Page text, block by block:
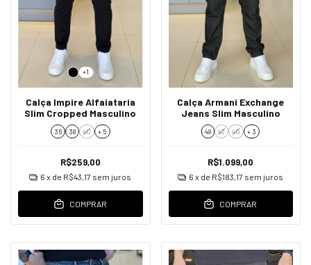
+1
Calça Impire Alfaiataria
Slim Cropped Masculino
36 38 40 + 5
R$259,00
6 x de R$43,17 sem juros
COMPRAR
Calça Armani Exchange
Jeans Slim Masculino
48 42 40 + 3
R$1.099,00
6 x de R$183,17 sem juros
COMPRAR